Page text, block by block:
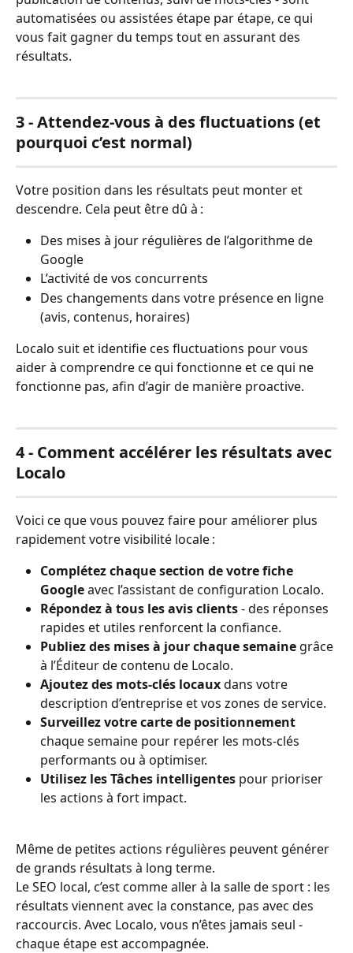
automatisées ou assistées étape par étape, ce qui
vous fait gagner du temps tout en assurant des
résultats.
3 - Attendez-vous à des fluctuations (et
pourquoi c’est normal)
Votre position dans les résultats peut monter et
descendre. Cela peut être dû à :
Des mises à jour régulières de l’algorithme de
Google
L’activité de vos concurrents
Des changements dans votre présence en ligne
(avis, contenus, horaires)
Localo suit et identifie ces fluctuations pour vous
aider à comprendre ce qui fonctionne et ce qui ne
fonctionne pas, afin d’agir de manière proactive.
4 - Comment accélérer les résultats avec
Localo
Voici ce que vous pouvez faire pour améliorer plus
rapidement votre visibilité locale :
Complétez chaque section de votre fiche
Google avec l’assistant de configuration Localo.
Répondez à tous les avis clients - des réponses
rapides et utiles renforcent la confiance.
Publiez des mises à jour chaque semaine grâce
à l’Éditeur de contenu de Localo.
Ajoutez des mots-clés locaux dans votre
description d’entreprise et vos zones de service.
Surveillez votre carte de positionnement
chaque semaine pour repérer les mots-clés
performants ou à optimiser.
Utilisez les Tâches intelligentes pour prioriser
les actions à fort impact.
Même de petites actions régulières peuvent générer
de grands résultats à long terme.
Le SEO local, c’est comme aller à la salle de sport : les
résultats viennent avec la constance, pas avec des
raccourcis. Avec Localo, vous n’êtes jamais seul -
chaque étape est accompagnée.